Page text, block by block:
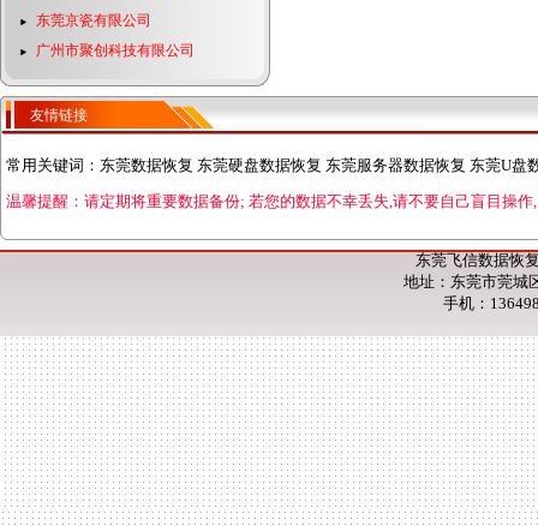
东莞京瓷有限公司
广州市聚创科技有限公司
友情链接
常用关键词： 东莞数据恢复 东莞硬盘数据恢复 东莞服务器数据恢复 东莞U
温馨提醒：请定期将重要数据备份; 若您的数据不幸丢失,请不要自己盲目操
东莞飞信数据恢
地址：东莞市莞
手机：